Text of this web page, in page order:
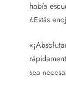
había
¿Estás
sea